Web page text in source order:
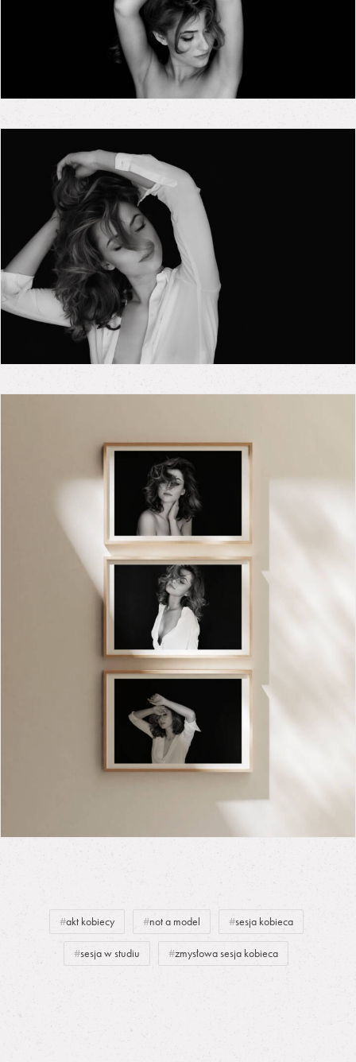
akt kobiecy not a model sesja kobieca
sesja w studiu zmysłowa sesja kobieca